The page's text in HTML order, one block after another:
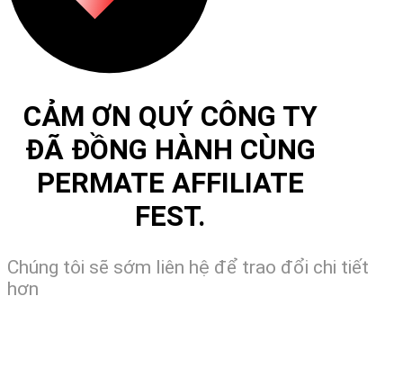
CẢM ƠN QUÝ CÔNG TY
ĐÃ ĐỒNG HÀNH CÙNG
PERMATE AFFILIATE
FEST.
Chúng tôi sẽ sớm liên hệ để trao đổi chi tiết
hơn